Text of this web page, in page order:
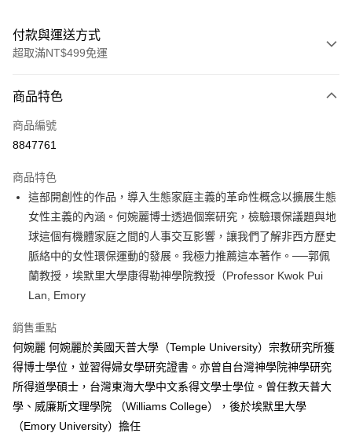
付款與運送方式
超取滿NT$499免運
信用卡一次付款
ATM付款
運送方式
付款後全家取貨
每筆NT$60，滿NT$499(含以上)免運費
付款後7-11取貨
每筆NT$60，滿NT$499(含以上)免運費
宅配
每筆NT$100，滿NT$499(含以上)免運費
商品特色
商品編號
8847761
商品特色
這部開創性的作品，導入生態家庭主義的革命性概念以擴展生態
女性主義的內涵。何婉麗博士透過個案研究，檢驗環保議題與地
球這個有機體家庭之間的人事交互影響，讓我們了解非西方歷史
脈絡中的女性環保運動的發展。我極力推薦這本著作。──郭佩
蘭教授，埃默里大學康得勒神學院教授（Professor Kwok Pui
Lan, Emory
銷售重點
何婉麗 何婉麗於美國天普大學（Temple University）宗教研究所獲
得博士學位，並習得婦女學研究證書。亦曾自台灣神學院神學研究
所得道學碩士，台灣東海大學中文系得文學士學位。曾任教天普大
學、威廉斯文理學院 （Williams College），後於埃默里大學
（Emory University）擔任